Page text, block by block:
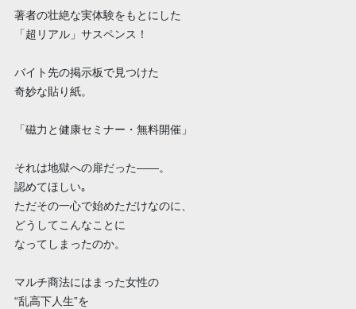
著者の壮絶な実体験をもとにした
「超リアル」サスペンス！
バイト先の掲示板で見つけた
奇妙な貼り紙。
「磁力と健康セミナー・無料開催」
それは地獄への扉だった――。
認めてほしい｡
ただその一心で始めただけなのに、
どうしてこんなことに
なってしまったのか。
マルチ商法にはまった女性の
“乱高下人生”を